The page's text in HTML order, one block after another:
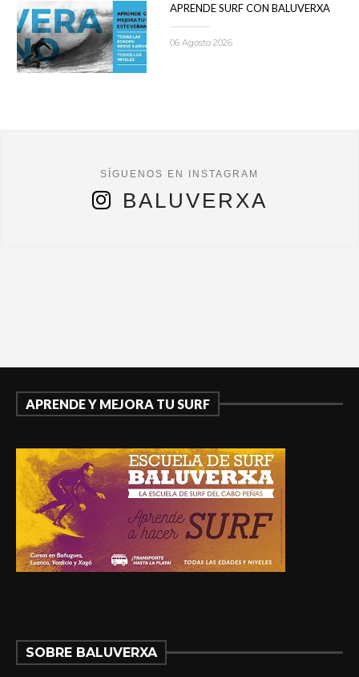
APRENDE SURF CON BALUVERXA
06 Agosto 2026
BALUVERXA
APRENDE Y MEJORA TU SURF
SOBRE BALUVERXA